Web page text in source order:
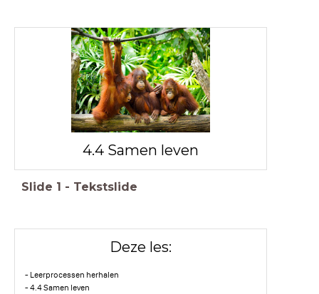
4.4 Samen leven
Slide 1 - Tekstslide
Deze les:
- Leerprocessen herhalen
- 4.4 Samen leven